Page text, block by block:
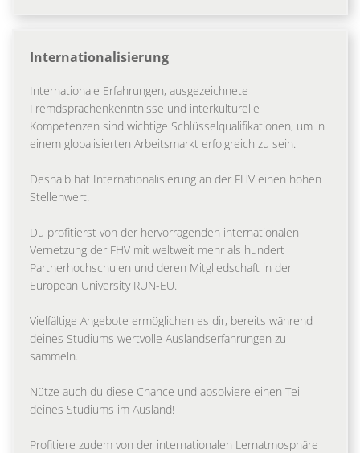
Internationalisierung
Internationale Erfahrungen, ausgezeichnete
Fremdsprachenkenntnisse und interkulturelle
Kompetenzen sind wichtige Schlüsselqualifikationen, um in
einem globalisierten Arbeitsmarkt erfolgreich zu sein.
Deshalb hat Internationalisierung an der FHV einen hohen
Stellenwert.
Du profitierst von der hervorragenden internationalen
Vernetzung der FHV mit weltweit mehr als hundert
Partnerhochschulen und deren Mitgliedschaft in der
European University RUN-EU.
Vielfältige Angebote ermöglichen es dir, bereits während
deines Studiums wertvolle Auslandserfahrungen zu
sammeln.
Nütze auch du diese Chance und absolviere einen Teil
deines Studiums im Ausland!
Profitiere zudem von der internationalen Lernatmosphäre